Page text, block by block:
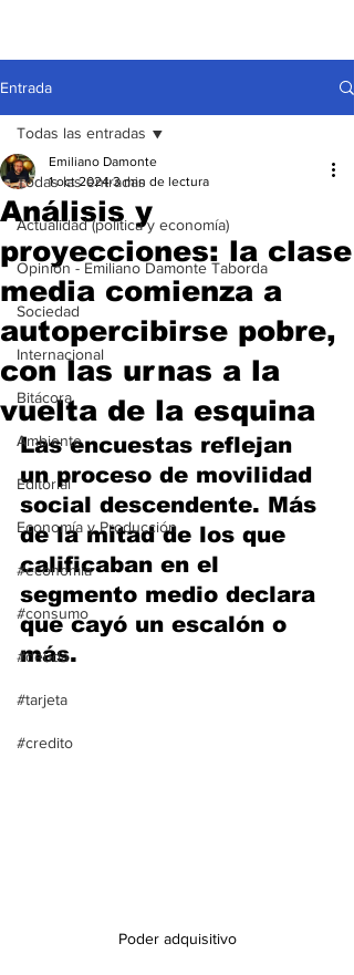
Entrada
Todas las entradas
Actualidad (política y economía)
Opinión - Emiliano Damonte Taborda
Sociedad
Internacional
Bitácora
Ambiente
Editorial
Economía y Producción
#economia
#consumo
#deuda
#tarjeta
#credito
Todas las entradas
Análisis y
proyecciones: la clase
media comienza a
autopercibirse pobre,
con las urnas a la
vuelta de la esquina
Emiliano Damonte
1 oct 2024 3 min de lectura
Las encuestas reflejan
un proceso de movilidad
social descendente. Más
de la mitad de los que
calificaban en el
segmento medio declara
que cayó un escalón o
más.
Poder adquisitivo